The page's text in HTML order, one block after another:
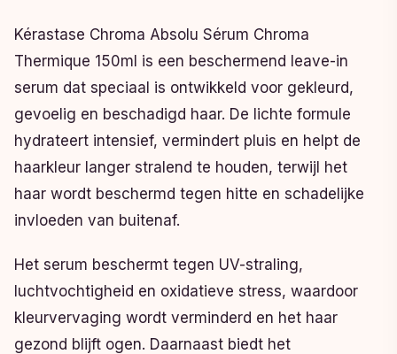
Kérastase Chroma Absolu Sérum Chroma
Thermique 150ml is een beschermend leave-in
serum dat speciaal is ontwikkeld voor gekleurd,
gevoelig en beschadigd haar. De lichte formule
hydrateert intensief, vermindert pluis en helpt de
haarkleur langer stralend te houden, terwijl het
haar wordt beschermd tegen hitte en schadelijke
invloeden van buitenaf.
Het serum beschermt tegen UV-straling,
luchtvochtigheid en oxidatieve stress, waardoor
kleurvervaging wordt verminderd en het haar
gezond blijft ogen. Daarnaast biedt het